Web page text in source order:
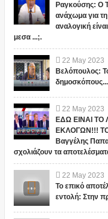
Ραγκούσης: Ο
ανάχωμα για
αναλογική
μεσα ...;.
22 May 2023
Βελόπουλος:
22 May 2023
ΕΔΩ ΕΙΝΑΙ
ΕΚΛΟΓΩΝ!!!
Βαγγέλης
σχολιάζουν τα
22 May 2023
Το επικό
εντολή: Στην